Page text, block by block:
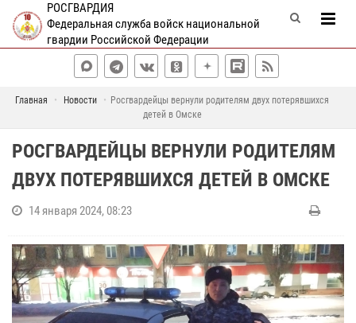
РОСГВАРДИЯ
Федеральная служба войск национальной
гвардии Российской Федерации
Главная Новости
Росгвардейцы вернули родителям двух потерявшихся
детей в Омске
РОСГВАРДЕЙЦЫ ВЕРНУЛИ РОДИТЕЛЯМ
ДВУХ ПОТЕРЯВШИХСЯ ДЕТЕЙ В ОМСКЕ
14 января 2024, 08:23